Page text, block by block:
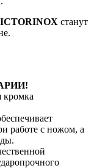
станут
кромка
работе с ножом, а